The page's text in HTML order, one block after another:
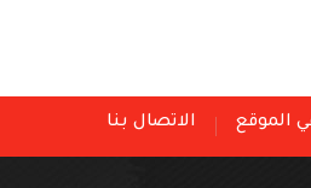
الموقع الاتصال بنا